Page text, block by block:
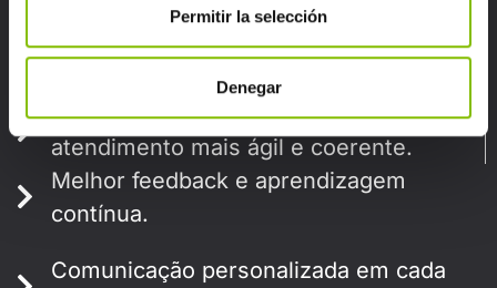
Permitir la selección
Denegar
Experiências memoráveis que reforçam
a relação marca–cliente.
Processos otimizados para um
atendimento mais ágil e coerente.
Melhor feedback e aprendizagem
contínua.
Comunicação personalizada em cada